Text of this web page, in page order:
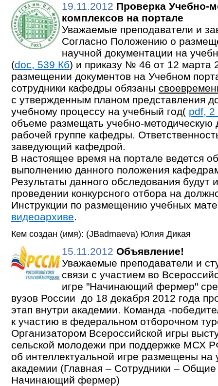
19.11.2012 Проверка Учебно-
комплексов на портале
Уважаемые преподаватели и
Согласно Положению о
научной документации на
(doc, 539 Кб) и приказу № 46 от 12 марта
размещении документов на Учебном
сотрудники кафедры обязаны
с утвержденным планом представления
учебному процессу на учебный год( pdf,
объеме размещать учебно-методическую
рабочей группе кафедры.
заведующий кафедрой.
В настоящее время на портале ведется
выполнению данного положения
Результаты данного обследования будут
проведении конкурсного отбора на
Инструкции по размещению учебных
видеоархиве.
Кем создан (имя): (JBadmaeva) Юлия Дикая
15.11.2012 Объявление!
Уважаемые преподаватели и
связи с участием во
игре "Начинающий фермер"
вузов России до 18 декабря 2012 года
этап внутри академии. Команда -
к участию в федеральном отборочном
Организатором Всероссийской игры
сельской молодежи при поддержке МСХ
об интеллектуальной игре размещены на
академии (Главная – Сотрудники –
Начинающий фермер)